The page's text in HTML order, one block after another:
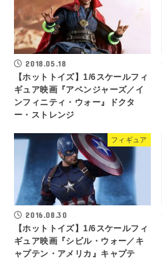
2018.05.18
【ホットトイズ】1/6スケールフィ
ギュア映画『アベンジャーズ／イ
ンフィニティ・ウォー』ドクタ
ー・ストレンジ
フィギュア
2016.08.30
【ホットトイズ】1/6スケールフィ
ギュア映画『シビル・ウォー／キ
ャプテン・アメリカ』キャプテ